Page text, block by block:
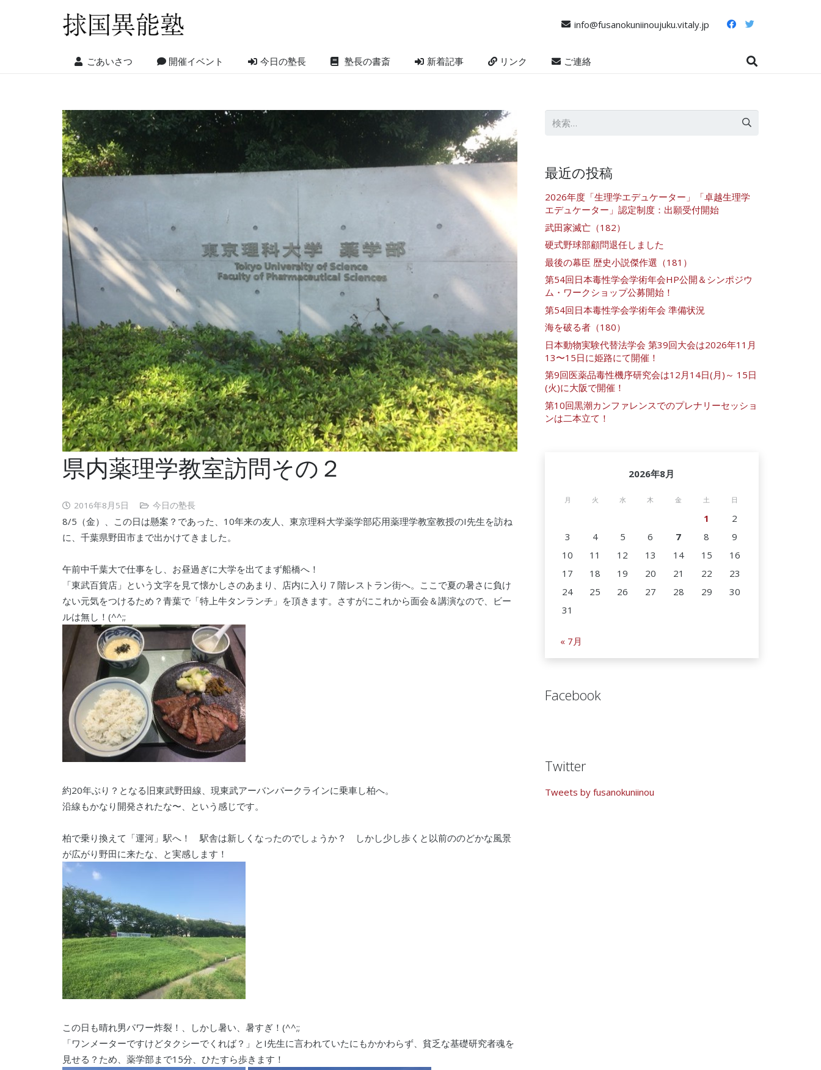
info@fusanokuniinoujuku.vitaly.jp
ごあいさつ 開催イベント 今日の塾長 塾長の書斎 新着記事 リンク ご連絡
県内薬理学教室訪問その２
2016年8月5日 今日の塾長
8/5（金）、この日は懸案？であった、10年来の友人、東京理科大学薬学部応用薬理学教室教授のI先生を訪ね
に、千葉県野田市まで出かけてきました。
午前中千葉大で仕事をし、お昼過ぎに大学を出てまず船橋へ！
「東武百貨店」という文字を見て懐かしさのあまり、店内に入り７階レストラン街へ。ここで夏の暑さに負け
ない元気をつけるため？青葉で「特上牛タンランチ」を頂きます。さすがにこれから面会＆講演なので、ビー
ルは無し！(^^;;
約20年ぶり？となる旧東武野田線、現東武アーバンパークラインに乗車し柏へ。
沿線もかなり開発されたな〜、という感じです。
柏で乗り換えて「運河」駅へ！ 駅舎は新しくなったのでしょうか？ しかし少し歩くと以前ののどかな風景
が広がり野田に来たな、と実感します！
この日も晴れ男パワー炸裂！、しかし暑い、暑すぎ！(^^;;
「ワンメーターですけどタクシーでくれば？」とI先生に言われていたにもかかわらず、貧乏な基礎研究者魂を
見せる？ため、薬学部まで15分、ひたすら歩きます！
最近の投稿
2026年度「生理学エデュケーター」「卓越生理学
エデュケーター」認定制度：出願受付開始
武田家滅亡（182）
硬式野球部顧問退任しました
最後の幕臣 歴史小説傑作選（181）
第54回日本毒性学会学術年会HP公開＆シンポジウ
ム・ワークショップ公募開始！
第54回日本毒性学会学術年会 準備状況
海を破る者（180）
日本動物実験代替法学会 第39回大会は2026年11月
13〜15日に姫路にて開催！
第9回医薬品毒性機序研究会は12月14日(月)～ 15日
(火)に大阪で開催！
第10回黒潮カンファレンスでのプレナリーセッショ
ンは二本立て！
2026年8月
月 火 水 木 金 土 日
1
2
3
4 5 6 7 8
9
10
11 12 13 14 15
16
17
18 19 20 21 22
23
24
25 26 27 28 29
30
31
« 7月
Facebook
Twitter
Tweets by fusanokuniinou